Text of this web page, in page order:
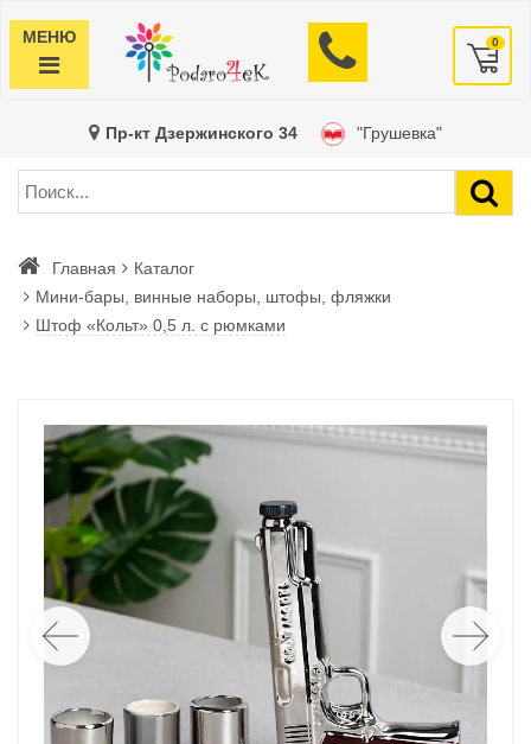
МЕНЮ 0
Пр-кт Дзержинского 34 "Грушевка"
Главная
Каталог
Мини-бары, винные наборы, штофы, фляжки
Штоф «Кольт» 0,5 л. с рюмками